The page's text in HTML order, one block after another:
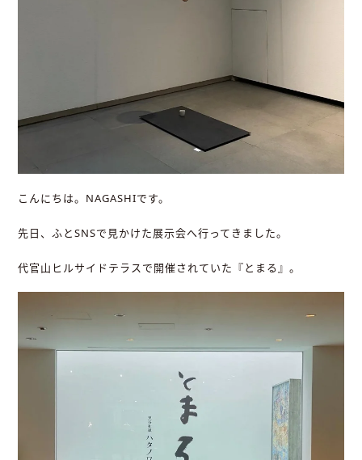
こんにちは。NAGASHIです。
先日、ふとSNSで見かけた展示会へ行ってきました。
代官山ヒルサイドテラスで開催されていた『とまる』。